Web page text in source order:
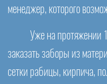
менеджер, которого
Уже на протяжении
заказать заборы из
сетки рабицы, кирпича,